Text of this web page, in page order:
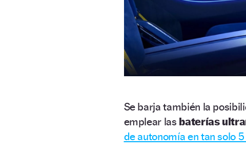
Se barja también la
emplear las baterías
de autonomía en tan solo